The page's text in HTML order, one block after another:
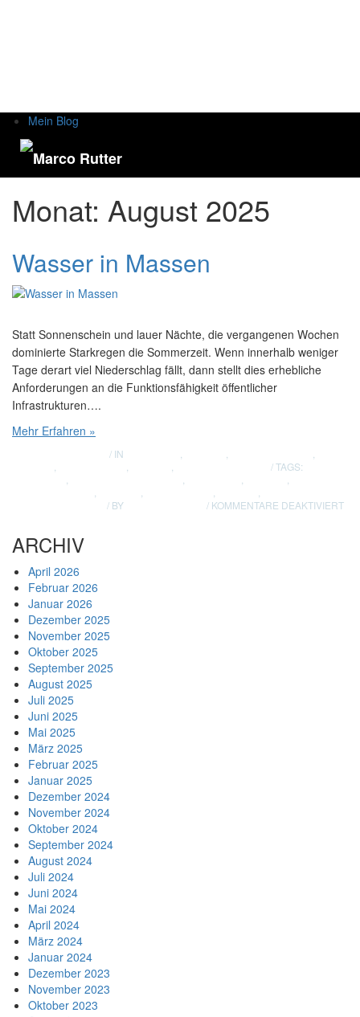
Mein Blog
Monat: August 2025
Wasser in Massen
Statt Sonnenschein und lauer Nächte, die vergangenen Wochen
dominierte Starkregen die Sommerzeit. Wenn innerhalb weniger
Tage derart viel Niederschlag fällt, dann stellt dies erhebliche
Anforderungen an die Funktionsfähigkeit öffentlicher
Infrastrukturen….
Mehr Erfahren »
/ IN , ,
,
, , ,
/ TAGS:
, , ,
,
, , ,
,
/ BY / KOMMENTARE DEAKTIVIERT
ARCHIV
April 2026
Februar 2026
Januar 2026
Dezember 2025
November 2025
Oktober 2025
September 2025
August 2025
Juli 2025
Juni 2025
Mai 2025
März 2025
Februar 2025
Januar 2025
Dezember 2024
November 2024
Oktober 2024
September 2024
August 2024
Juli 2024
Juni 2024
Mai 2024
April 2024
März 2024
Januar 2024
Dezember 2023
November 2023
Oktober 2023